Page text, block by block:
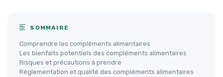
SOMMAIRE
Comprendre les compléments alimentaires
Les bienfaits potentiels des compléments alimentaires
Risques et précautions à prendre
Réglementation et qualité des compléments alimentaires